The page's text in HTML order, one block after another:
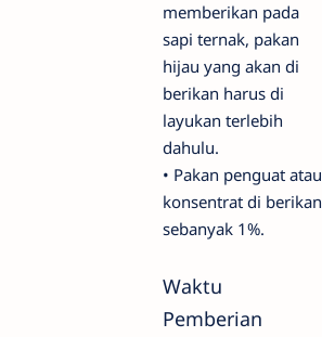
memberikan pada
sapi ternak, pakan
hijau yang akan di
berikan harus di
layukan terlebih
dahulu.
• Pakan penguat atau
konsentrat di berikan
sebanyak 1%.
Waktu
Pemberian